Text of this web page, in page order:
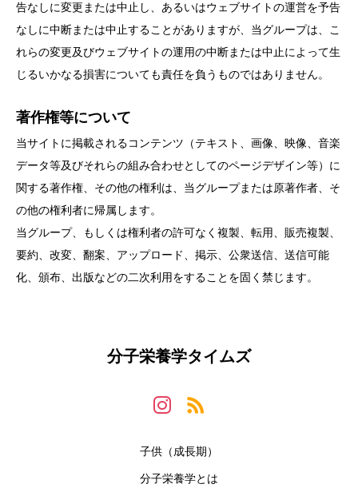
貧血 鉄
鉄、 銅 食物繊維
告なしに変更または中止し、あるいはウェブサイトの運営を予告
なしに中断または中止することがありますが、当グループは、こ
れらの変更及びウェブサイトの運用の中断または中止によって生
じるいかなる損害についても責任を負うものではありません。
著作権等について
当サイトに掲載されるコンテンツ（テキスト、画像、映像、音楽
データ等及びそれらの組み合わせとしてのページデザイン等）に
関する著作権、その他の権利は、当グループまたは原著作者、そ
の他の権利者に帰属します。
当グループ、もしくは権利者の許可なく複製、転用、販売複製、
要約、改変、翻案、アップロード、掲示、公衆送信、送信可能
化、頒布、出版などの二次利用をすることを固く禁じます。
分子栄養学タイムズ
子供（成長期）
分子栄養学とは